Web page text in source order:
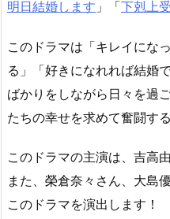
明日結婚します 」「下剋上
このドラマは「キレイにな
る」「好きになれれば結婚
ばかりをしながら日々を過
たちの幸せを求めて奮闘する
このドラマの主演は、吉高
また、榮倉奈々さん、大島
このドラマを演出します！